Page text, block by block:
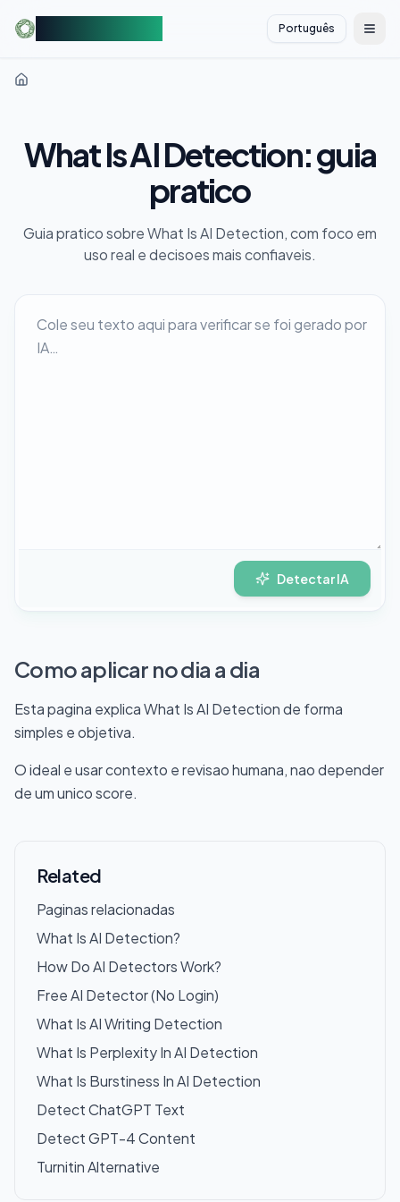
Português 切换
What Is AI Detection: guia
pratico
Guia pratico sobre What Is AI Detection, com foco em
uso real e decisoes mais confiaveis.
Detectar IA
Como aplicar no dia a dia
Esta pagina explica What Is AI Detection de forma
simples e objetiva.
O ideal e usar contexto e revisao humana, nao depender
de um unico score.
Related
Paginas relacionadas
What Is AI Detection?
How Do AI Detectors Work?
Free AI Detector (No Login)
What Is AI Writing Detection
What Is Perplexity In AI Detection
What Is Burstiness In AI Detection
Detect ChatGPT Text
Detect GPT-4 Content
Turnitin Alternative